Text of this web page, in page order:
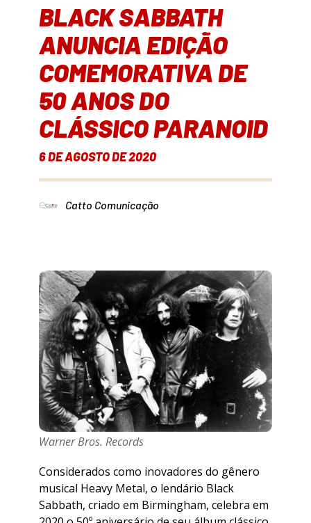
BLACK SABBATH
ANUNCIA EDIÇÃO
COMEMORATIVA DE
50 ANOS DO
CLÁSSICO PARANOID
6 DE AGOSTO DE 2020
Catto Comunicação
Warner Bros. Records
Considerados como inovadores do gênero
musical Heavy Metal, o lendário Black
Sabbath, criado em Birmingham, celebra em